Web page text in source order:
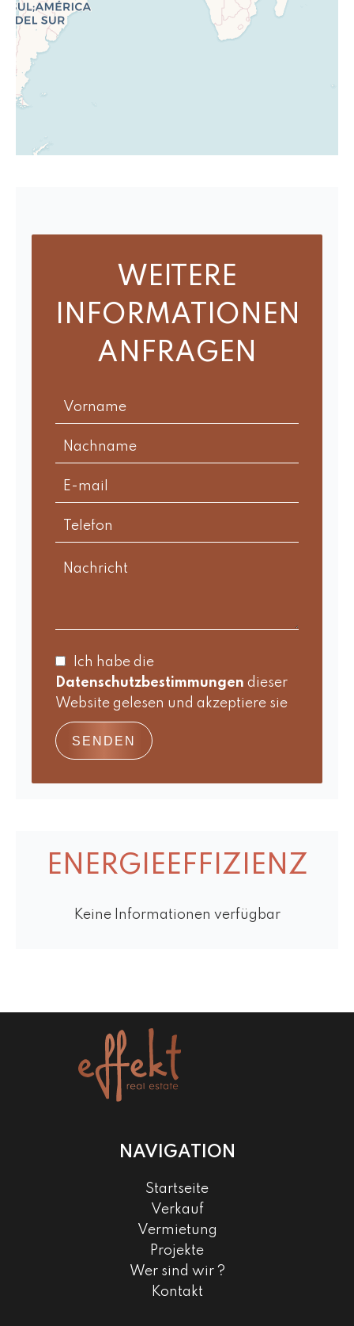
WEITERE
INFORMATIONEN
ANFRAGEN
Ich habe die
Datenschutzbestimmungen dieser
Website gelesen und akzeptiere sie
SENDEN
ENERGIEEFFIZIENZ
Keine Informationen verfügbar
NAVIGATION
Startseite
Verkauf
Vermietung
Projekte
Wer sind wir ?
Kontakt